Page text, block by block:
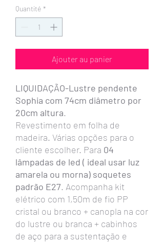
Quantité *
Ajouter au panier
LIQUIDAÇÃO-Lustre pendente
Sophia com 74cm diâmetro por
20cm altura.
Revestimento em folha de
madeira. Várias opções para o
cliente escolher. Para 04
lâmpadas de led ( ideal usar luz
amarela ou morna) soquetes
padrão E27. Acompanha kit
elétrico com 1,50m de fio PP
cristal ou branco + canopla na cor
do lustre ou branca + cabinhos
de aço para a sustentação e